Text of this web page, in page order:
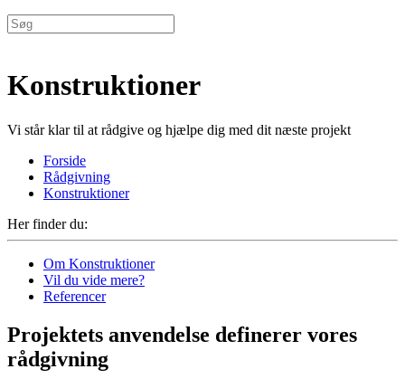
Konstruktioner
Vi står klar til at rådgive og hjælpe dig med dit næste projekt
Forside
Rådgivning
Konstruktioner
Her finder du:
Om Konstruktioner
Vil du vide mere?
Referencer
Projektets anvendelse definerer vores
rådgivning